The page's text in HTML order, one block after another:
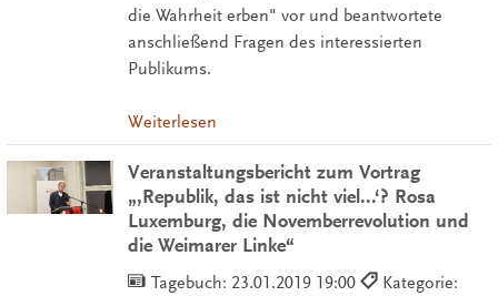
die Wahrheit erben" vor und beantwortete
anschließend Fragen des interessierten
Publikums.
Weiterlesen
Veranstaltungsbericht zum Vortrag
„‚Republik, das ist nicht viel...‘? Rosa
Luxemburg, die Novemberrevolution und
die Weimarer Linke“
Tagebuch: 23.01.2019 19:00
Kategorie: